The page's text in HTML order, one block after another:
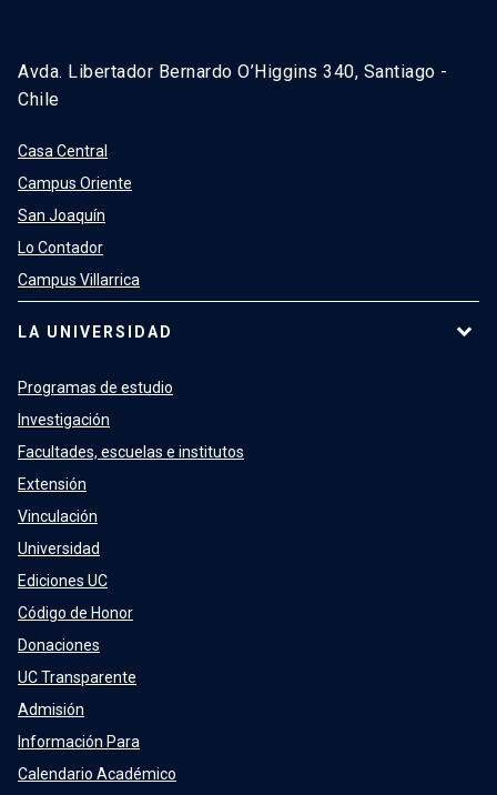
Avda. Libertador Bernardo O’Higgins 340, Santiago -
Chile
Casa Central
Campus Oriente
San Joaquín
Lo Contador
Campus Villarrica
LA UNIVERSIDAD
Programas de estudio
Investigación
Facultades, escuelas e institutos
Extensión
Vinculación
Universidad
Ediciones UC
Código de Honor
Donaciones
UC Transparente
Admisión
Información Para
Calendario Académico